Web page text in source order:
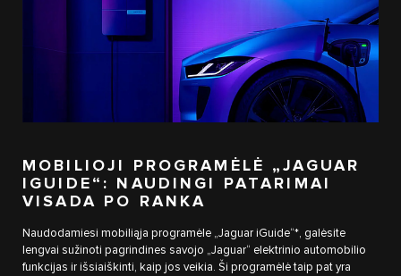
MOBILIOJI PROGRAMĖLĖ „JAGUAR
IGUIDE“: NAUDINGI PATARIMAI
VISADA PO RANKA
Naudodamiesi mobiliąja programėle „Jaguar iGuide“*, galėsite
lengvai sužinoti pagrindines savojo „Jaguar“ elektrinio automobilio
funkcijas ir išsiaiškinti, kaip jos veikia. Ši programėlė taip pat yra